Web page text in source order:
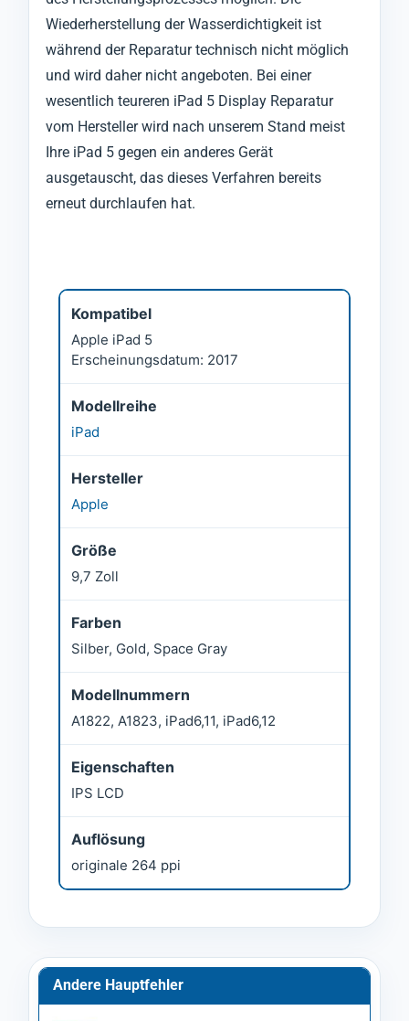
Wiederherstellung der Wasserdichtigkeit ist
während der Reparatur technisch nicht möglich
und wird daher nicht angeboten. Bei einer
wesentlich teureren iPad 5 Display Reparatur
vom Hersteller wird nach unserem Stand meist
Ihre iPad 5 gegen ein anderes Gerät
ausgetauscht, das dieses Verfahren bereits
erneut durchlaufen hat.
Kompatibel
Apple iPad 5
Erscheinungsdatum: 2017
Modellreihe
iPad
Hersteller
Apple
Größe
9,7 Zoll
Farben
Silber, Gold, Space Gray
Modellnummern
A1822, A1823, iPad6,11, iPad6,12
Eigenschaften
IPS LCD
Auflösung
originale 264 ppi
Andere Hauptfehler